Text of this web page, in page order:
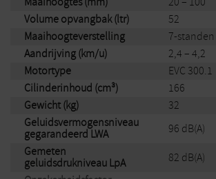
Volume opvangbak (ltr)
52
Maaihoogteverstelling
7-
Aandrijving (km/u)
2,4 – 4,2
Motortype
EVC 300.1
Cilinderinhoud (cm³)
166
Gewicht (kg)
32
Geluidsvermogensniveau
gegarandeerd LWA
96 dB(A)
Gemeten
geluidsdrukniveau LpA
82 dB(A)